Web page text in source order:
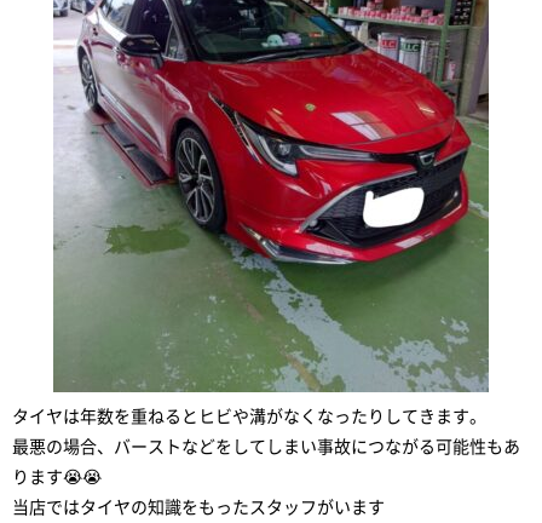
タイヤは年数を重ねるとヒビや溝がなくなったりしてきます。
最悪の場合、バーストなどをしてしまい事故につながる可能性もあ
ります😭😭
当店ではタイヤの知識をもったスタッフがいます